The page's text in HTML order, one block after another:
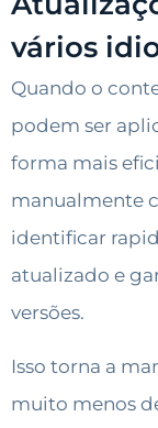
vários
Quando o
podem ser
forma mais
manualmente
identificar
atualizado e
versões.
Isso torna a
muito menos